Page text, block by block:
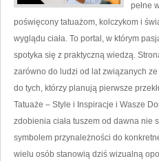
pełne
poświęcony tatuażom, kolczykom i
wyglądu ciała. To portal, w którym
spotyka się z praktyczną wiedzą.
zarówno do ludzi od lat związanych
do tych, którzy planują pierwsze
Tatuaże – Style i Inspiracje i Wasze
zdobienia ciała tuszem od dawna nie
symbolem przynależności do
wielu osób stanowią dziś wizualną